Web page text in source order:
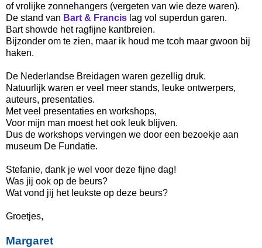
of vrolijke zonnehangers (vergeten van wie deze waren).
De stand van Bart & Francis lag vol superdun garen.
Bart showde het ragfijne kantbreien.
Bijzonder om te zien, maar ik houd me tcoh maar gwoon bij
haken.
De Nederlandse Breidagen waren gezellig druk.
Natuurlijk waren er veel meer stands, leuke ontwerpers,
auteurs, presentaties.
Met veel presentaties en workshops,
Voor mijn man moest het ook leuk blijven.
Dus de workshops vervingen we door een bezoekje aan
museum De Fundatie.
Stefanie, dank je wel voor deze fijne dag!
Was jij ook op de beurs?
Wat vond jij het leukste op deze beurs?
Groetjes,
Margaret